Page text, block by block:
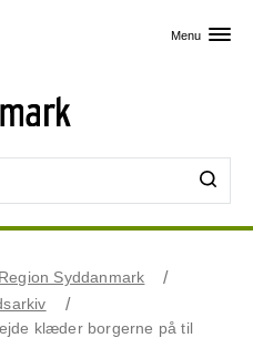
Menu
Syddanmark
klæder borgerne på til